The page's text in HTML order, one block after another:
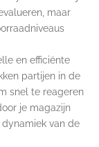
maar
en efficiënte
partijen in de
snel te reageren
je magazijn
van de